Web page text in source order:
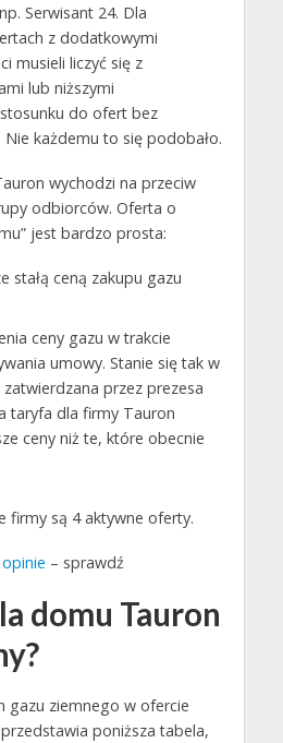
Serwisant 24. Dla
z dodatkowymi
musieli liczyć się z
lub niższymi
do ofert bez
każdemu to się podobało.
wychodzi na przeciw
odbiorców. Oferta o
jest bardzo prosta:
stałą ceną zakupu gazu
ceny gazu w trakcie
umowy. Stanie się tak w
przez prezesa
taryfa dla firmy Tauron
ceny niż te, które obecnie
firmy są 4 aktywne oferty.
– sprawdź
domu Tauron
gazu ziemnego w ofercie
poniższa tabela,